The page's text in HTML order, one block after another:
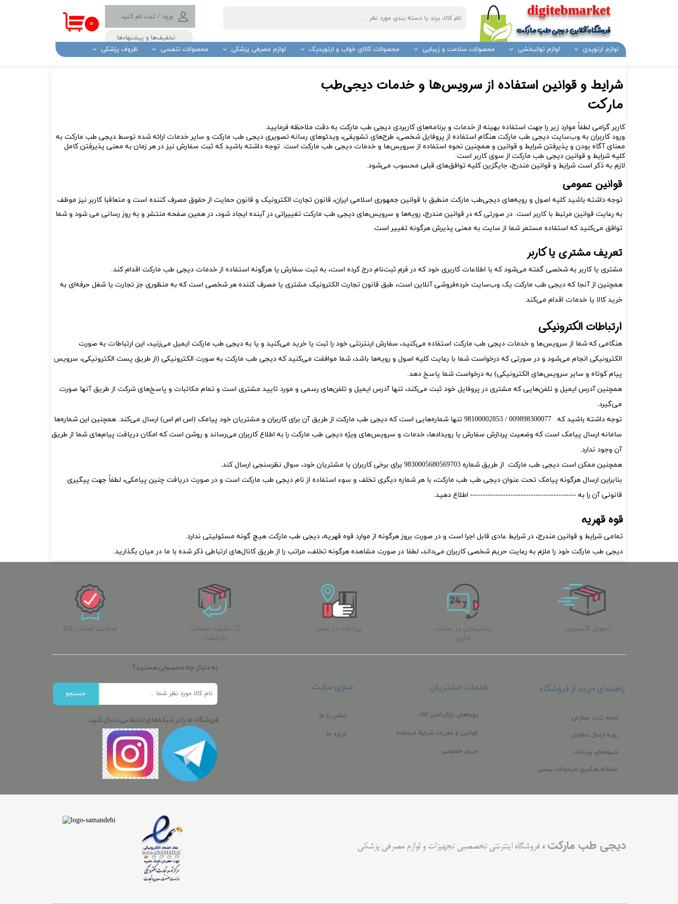
​​​​​​​​digitebmarket
فروشگاه آنلاین دیجی طب مارکت
ورود / ثبت نام کنید
حساب کاربری من
تغییر گذر واژه
۰
لوازم ارتوپدی
چشم بند و پد تنبلی چشم
آویز دست
محصولات مراقبی پا
شانه و آرنج بند
مچ بند
قوزبند
کمربند طبی
شکم بند طبی
فتق بند
زانوبند
قوزک بند
جوراب واریس
لوازم توانبخشی
تبدیل توالت فرنگی
محصولات سلامت و زیبایی
صابون
بخور گرم
ابزار خون گیری و تزریق
نبولایزر
پالس اکسیمتر ماساژور برقی
محصولات کالای خواب و ارتوپدیک
زیرنشیمنی
دورگردنی
پشتی کمری
لوازم مصرفی پزشکی
وازلین
بتادین
گاز غیر استریل
گارو کشی
چسب درد
جعبه کمک های اولیه
کاور کفش
عینک آزمایشگاهی
دستکش
کلاه آکاردئونی ( یکبار مصرف )
ماسک
روپوش پزشکی
سوند و فولی
ژل سونوگرافی
سرجی اسلیپ بانوان و سرجی فیکس و باند فیکس سر
کیسه ادرار
ست سرم
تیغ جراحی
لانست (لنست خونگیری )
آنژوکت
شیلد چشمی
محصولات تنفسی
مانومتر
اکسیژن یکبار مصرف
اسپیرومتری تشویقی
دمیار
ظروف پزشکی
ظرف دارویی
ظرف دندان
لگن و لوله ادرار
سفتی باکس
تخفیف‌ها و پیشنهادها
شرایط و قوانین استفاده از سرویس‌ها و خدمات دیجی‌طب
مارکت
کاربر گرامی لطفاً موارد زیر را جهت استفاده بهینه از خدمات و برنامه‌‏های کاربردی دیجی‌ طب مارکت به دقت ملاحظه فرمایید.
ورود کاربران به وب‏‌سایت دیجی‌ طب مارکت هنگام استفاده از پروفایل شخصی، طرح‏‌های تشویقی، ویدئوهای رسانه تصویری دیجی طب مارکت و سایر خدمات ارائه شده توسط دیجی‌ طب مارکت به
معنای آگاه بودن و پذیرفتن شرایط و قوانین و همچنین نحوه استفاده از سرویس‌‏ها و خدمات دیجی‌ طب مارکت است. توجه داشته باشید که ثبت سفارش نیز در هر زمان به معنی پذیرفتن کامل
کلیه شرایط و قوانین دیجی طب مارکت از سوی کاربر است.
لازم به ذکر است شرایط و قوانین مندرج، جایگزین کلیه توافق‏‌های قبلی محسوب می‏‌شود.
قوانین عمومی
توجه داشته باشید کلیه اصول و رویه‏‌های دیجی‌طب مارکت منطبق با قوانین جمهوری اسلامی ایران، قانون تجارت الکترونیک و قانون حمایت از حقوق مصرف کننده است و متعاقبا کاربر نیز موظف
به رعایت قوانین مرتبط با کاربر است. در صورتی که در قوانین مندرج، رویه‏‌ها و سرویس‏‌های دیجی‌ طب مارکت تغییراتی در آینده ایجاد شود، در همین صفحه منتشر و به روز رسانی می شود و شما
توافق می‏‌کنید که استفاده مستمر شما از سایت به معنی پذیرش هرگونه تغییر است.
تعریف مشتری یا کاربر
مشتری یا کاربر به شخصی گفته می‌شود که با اطلاعات کاربری خود که در فرم ثبت‌نام درج کرده است، به ثبت سفارش یا هرگونه استفاده از خدمات دیجی طب مارکت اقدام کند.
همچنین از آنجا که دیجی‌ طب مارکت یک وب‌سایت خرده‌فروشی آنلاین است، طبق قانون تجارت الکترونیک مشتری یا مصرف کننده هر شخصی است که به منظوری جز تجارت یا شغل حرفه‌ای به
خرید کالا یا خدمات اقدام می‌کند.
ارتباطات الکترونیکی
هنگامی که شما از سرویس‌‏ها و خدمات دیجی‌ طب مارکت استفاده می‏‌کنید، سفارش اینترنتی خود را ثبت یا خرید می‏‌کنید و یا به دیجی طب مارکت ایمیل می‏‌زنید، این ارتباطات به صورت
الکترونیکی انجام می‏‌شود و در صورتی که درخواست شما با رعایت کلیه اصول و رویه‏‌ها باشد، شما موافقت می‌‏کنید که دیجی‌ طب مارکت به صورت الکترونیکی (از طریق پست الکترونیکی، سرویس
پیام کوتاه و سایر سرویس‌های الکترونیکی) به درخواست شما پاسخ دهد.
همچنین آدرس ایمیل و تلفن‌هایی که مشتری در پروفایل خود ثبت می‌کند، تنها آدرس ایمیل و تلفن‌های رسمی و مورد تایید مشتری است و تمام مکاتبات و پاسخ‌های شرکت از طریق آنها صورت
می‌گیرد.
توجه داشته باشید که 009898300077 / 98100002853 تنها شماره‌‌هایی است که دیجی‌ طب مارکت از طریق آن برای کاربران و مشتریان خود پیامک (اس ام اس) ارسال می‌کند. همچنین این شماره‌‌ها
سامانه ارسال پیامک است که وضعیت پردازش سفارش یا رویدادها، خدمات و سرویس‌های ویژه دیجی‌ طب مارکت را به اطلاع کاربران می‌رساند و روشن است که امکان دریافت پیام‌های شما از طریق
آن وجود ندارد.
همچنین ممکن است دیجی‌ طب مارکت از طریق شماره 9830005680569703 برای برخی کاربران یا مشتریان خود، سوال نظرسنجی ارسال کند.
بنابراین ارسال هرگونه پیامک تحت عنوان دیجی‌ طب طب مارکت، با هر شماره دیگری تخلف و سوء استفاده از نام دیجی طب مارکت است و در صورت دریافت چنین پیامکی، لطفاً جهت پیگیری
قانونی آن را به ------------------------------------------ اطلاع دهید.
قوه قهریه
تمامی شرایط و قوانین مندرج، در شرایط عادی قابل اجرا است و در صورت بروز هرگونه از موارد قوه قهریه، دیجی طب مارکت هیچ گونه مسئولیتی ندارد.
دیجی‌ طب مارکت خود را ملزم به رعایت حریم شخصی کاربران می‌داند، لطفا در صورت مشاهده هرگونه تخلف، مراتب را از طریق کانال‏‌های ارتباطی ذکر شده با ما در میان بگذارید.
دیجی طب مارکت،فروشگاه اینترنتی تخصصیی تجهیزات و لوازم مصرفی پزشکی
تحویل اکسپرس
پشتیبانی در ساعت
اداری
پرداخت در محل
72 ساعت ضمانت
بازگشت
ضمانت اصالت کالا
راهنمای خرید از فروشگاه
نحوه ثبت سفارش
رویه ارسال سفارش
شیوه‌های پرداخت
سامانه رهگیری مرسولات پستی
خدمات مشتریان
رویه‌های بازگرداندن کالا
قوانین و مقررات شرایط استفاده
حریم خصوصی
منوی سایت
تماس با ما
درباره ما
به دنبال چه محصولی هستید؟
جستجو
فروشگاه ما را در شبکه‌های اجتماعی دنبال کنید: